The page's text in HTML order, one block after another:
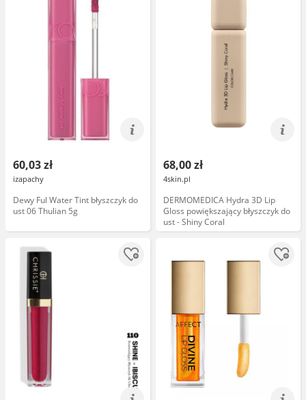
60,03 zł
izapachy
Dewy Ful Water Tint błyszczyk do
ust 06 Thulian 5g
68,00 zł
4skin.pl
DERMOMEDICA Hydra 3D Lip
Gloss powiększający błyszczyk do
ust - Shiny Coral